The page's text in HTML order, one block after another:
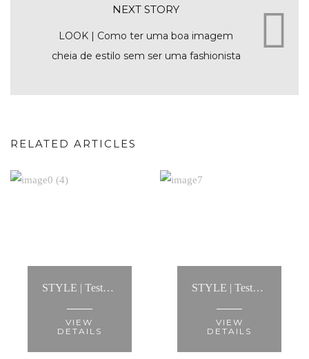
NEXT STORY
LOOK | Como ter uma boa imagem
cheia de estilo sem ser uma fashionista
RELATED ARTICLES
STYLE | Testemunho: “...ajudou-me a criar looks infinitos, mostrou-me a melhor maneira de usar cada tipo de roupa e fez com que conseguisse criar um estilo..."
VIEW
DETAILS
STYLE | Testemunho: “A Anita fez-me recuperar a minha autoestima e ver-me de forma diferente."
VIEW
DETAILS